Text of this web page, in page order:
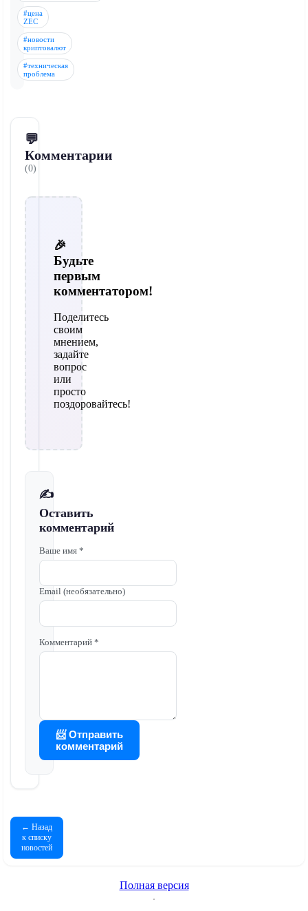
#цена
ZEC
#новости
криптовалют
#техническая
проблема
💬
Комментарии
(0)
🎉
Будьте
первым
комментатором!
Поделитесь
своим
мнением,
задайте
вопрос
или
просто
поздоровайтесь!
✍️
Оставить
комментарий
Ваше имя *
Email (необязательно)
Комментарий *
📨 Отправить
комментарий
← Назад
к списку
новостей
Полная версия